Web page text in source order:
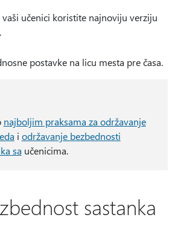
vaši učenici koristite najnoviju verziju
.
postavke na licu mesta pre časa.
najboljim praksama za održavanje
i održavanje bezbednosti
sa učenicima.
sastanka